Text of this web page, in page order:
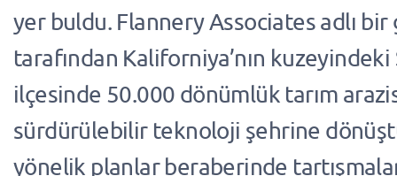
yer buldu. Flannery Associates adlı bir
tarafından Kaliforniya’nın kuzeyindeki
ilçesinde 50.000 dönümlük tarım
sürdürülebilir teknoloji şehrine
yönelik planlar beraberinde